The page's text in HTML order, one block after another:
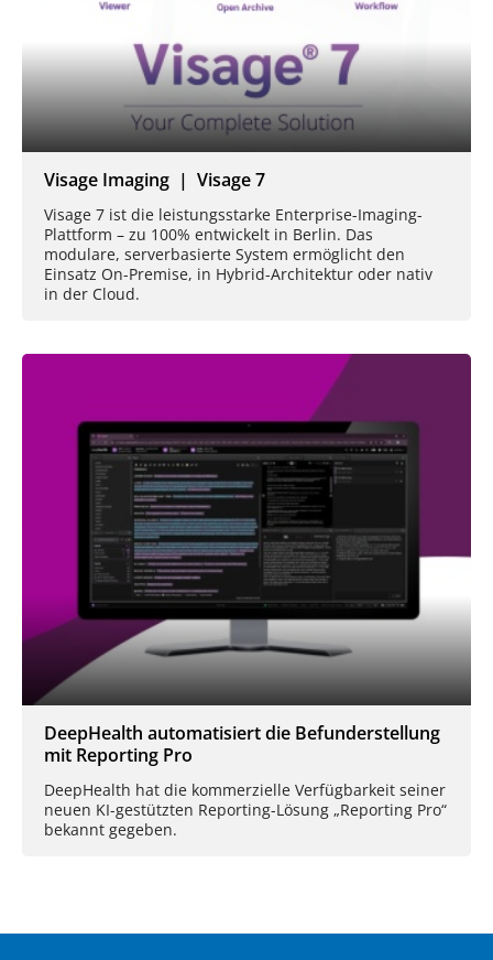
Visage Imaging | Visage 7
Visage 7 ist die leistungsstarke Enterprise-Imaging-
Plattform – zu 100% entwickelt in Berlin. Das
modulare, serverbasierte System ermöglicht den
Einsatz On-Premise, in Hybrid-Architektur oder nativ
in der Cloud.
DeepHealth automatisiert die Befunderstellung
mit Reporting Pro
DeepHealth hat die kommerzielle Verfügbarkeit seiner
neuen KI-gestützten Reporting-Lösung „Reporting Pro“
bekannt gegeben.